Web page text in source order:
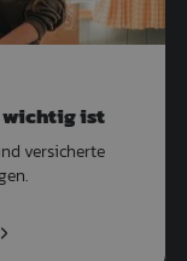
wichtig ist
versicherte